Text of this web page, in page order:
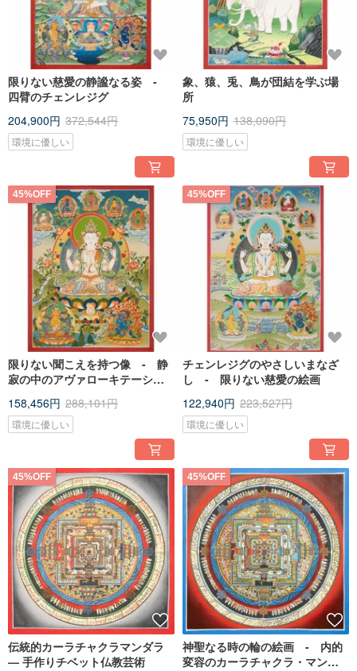
限りない慈愛の静謐なる姿 ‐
四臂のチェンレジグ
204,900円 372,544円
環境に優しい
象、猿、兎、鳥が団結を学ぶ場
所
75,950円 138,090円
環境に優しい
45%OFF
限りない聞こえを持つ像 ‐ 静
寂の中のアヴァローキテーシュ
158,456円 288,101円
環境に優しい
45%OFF
チェンレジグのやさしいまなざ
し ‐ 限りない慈愛の絵画
122,940円 223,527円
環境に優しい
45%OFF
伝統的カーラチャクラマンダラ
— 手作りチベット仏教芸術
45%OFF
神聖なる時の輪の絵画 ‐ 内的
変容のカーラチャクラ・マンダ